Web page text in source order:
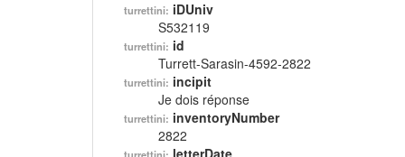
turrettini: iDUniv
S532119
turrettini: id
Turrett-Sarasin-4592-2822
turrettini: incipit
Je dois réponse
turrettini: inventoryNumber
2822
letterDate